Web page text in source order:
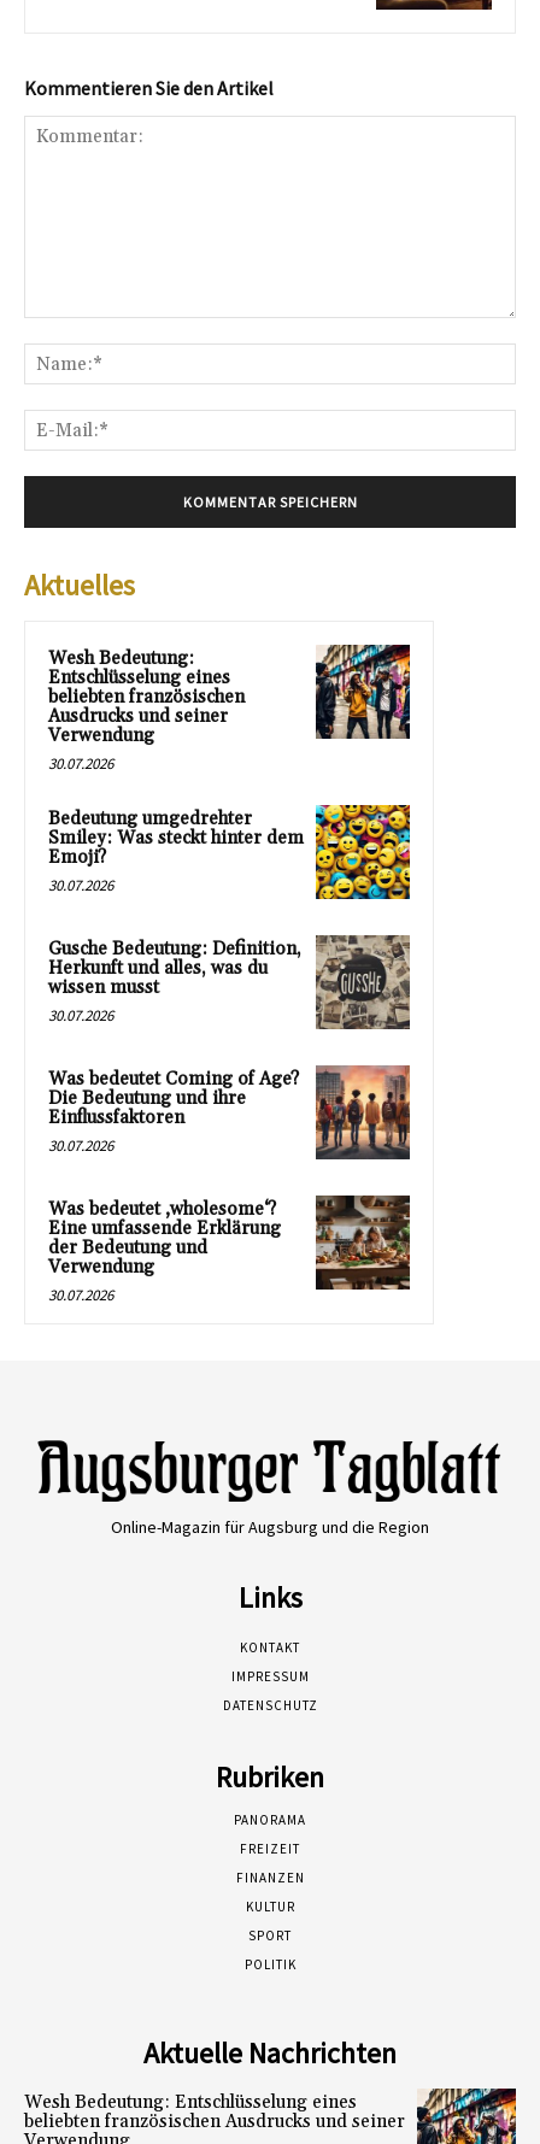
Kommentieren Sie den Artikel
Aktuelles
Wesh Bedeutung:
Entschlüsselung eines
beliebten französischen
Ausdrucks und seiner
Verwendung
30.07.2026
Bedeutung umgedrehter
Smiley: Was steckt hinter dem
Emoji?
30.07.2026
Gusche Bedeutung: Definition,
Herkunft und alles, was du
wissen musst
30.07.2026
Was bedeutet Coming of Age?
Die Bedeutung und ihre
Einflussfaktoren
30.07.2026
Was bedeutet ‚wholesome‘?
Eine umfassende Erklärung
der Bedeutung und
Verwendung
30.07.2026
Online-Magazin für Augsburg und die Region
Links
KONTAKT
IMPRESSUM
DATENSCHUTZ
Rubriken
PANORAMA
FREIZEIT
FINANZEN
KULTUR
SPORT
POLITIK
Aktuelle Nachrichten
Wesh Bedeutung: Entschlüsselung eines
beliebten französischen Ausdrucks und seiner